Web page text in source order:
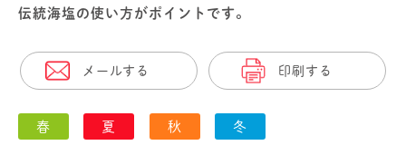
伝統海塩の使い方がポイントです。
メールする 印刷する
春 夏 秋 冬